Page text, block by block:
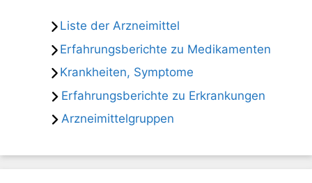
Liste der Arzneimittel
Erfahrungsberichte zu Medikamenten
Krankheiten, Symptome
Erfahrungsberichte zu Erkrankungen
Arzneimittelgruppen